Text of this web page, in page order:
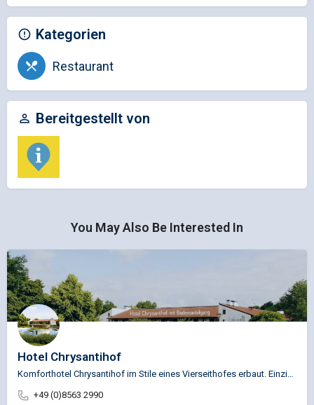
Kategorien
Restaurant
Bereitgestellt von
You May Also Be Interested In
Hotel Chrysantihof
Komforthotel Chrysantihof im Stile eines Vierseithofes erbaut. Einzigartig der Bademantelgang zur Rottal…
+49 (0)8563 2990